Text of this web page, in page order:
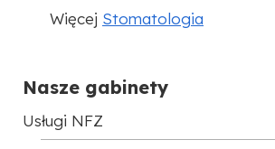
Więcej Stomatologia
Nasze gabinety
Usługi NFZ